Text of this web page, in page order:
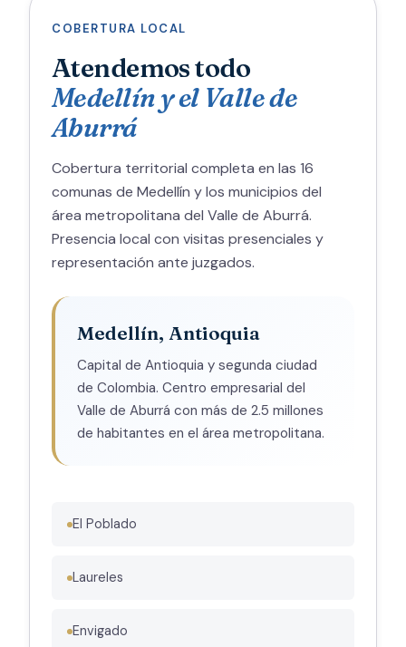
COBERTURA LOCAL
Atendemos todo
Medellín y el Valle de
Aburrá
Cobertura territorial completa en las 16
comunas de Medellín y los municipios del
área metropolitana del Valle de Aburrá.
Presencia local con visitas presenciales y
representación ante juzgados.
Medellín, Antioquia
Capital de Antioquia y segunda ciudad
de Colombia. Centro empresarial del
Valle de Aburrá con más de 2.5 millones
de habitantes en el área metropolitana.
El Poblado
Laureles
Envigado